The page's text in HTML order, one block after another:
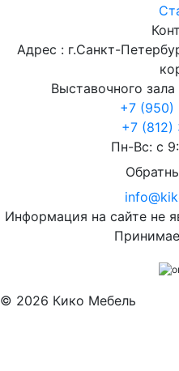
Адрес : г.Санкт-
Выставочного
+7 (950)
+7 (812)
Пн-Вс: с
Информация на сайте не
© 2026 Кико Мебель